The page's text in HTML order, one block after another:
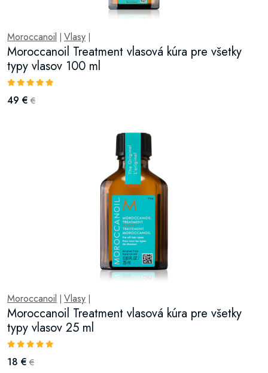
Moroccanoil Vlasy
Moroccanoil Treatment vlasová kúra pre všetky
typy vlasov 100 ml
49 € €
Moroccanoil Vlasy
Moroccanoil Treatment vlasová kúra pre všetky
typy vlasov 25 ml
18 € €